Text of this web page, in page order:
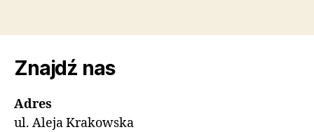
Znajdź nas
Adres
ul. Aleja Krakowska